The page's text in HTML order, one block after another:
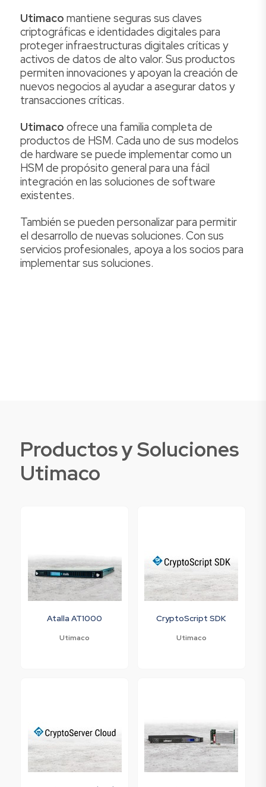
Utimaco mantiene seguras sus claves
criptográficas e identidades digitales para
proteger infraestructuras digitales críticas y
activos de datos de alto valor. Sus productos
permiten innovaciones y apoyan la creación de
nuevos negocios al ayudar a asegurar datos y
transacciones críticas.
Utimaco ofrece una familia completa de
productos de HSM. Cada uno de sus modelos
de hardware se puede implementar como un
HSM de propósito general para una fácil
integración en las soluciones de software
existentes.
También se pueden personalizar para permitir
el desarrollo de nuevas soluciones. Con sus
servicios profesionales, apoya a los socios para
implementar sus soluciones.
Productos y Soluciones
Utimaco
Atalla AT1000
Utimaco
CryptoScript SDK
Utimaco